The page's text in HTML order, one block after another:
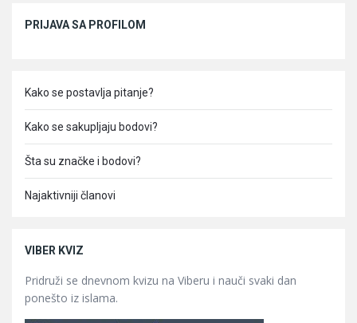
PRIJAVA SA PROFILOM
Kako se postavlja pitanje?
Kako se sakupljaju bodovi?
Šta su značke i bodovi?
Najaktivniji članovi
VIBER KVIZ
Pridruži se dnevnom kvizu na Viberu i nauči svaki dan
ponešto iz islama.